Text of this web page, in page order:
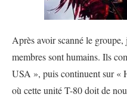
Après avoir scanné le groupe,
membres sont humains. Ils
USA », puis continuent sur «
où cette unité T-80 doit de